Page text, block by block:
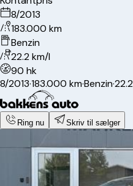
8/2013
183.000 km
Benzin
22.2 km/l
90 hk
8/2013·183.000 km·Benzin·
Ring nu Skriv til sælger